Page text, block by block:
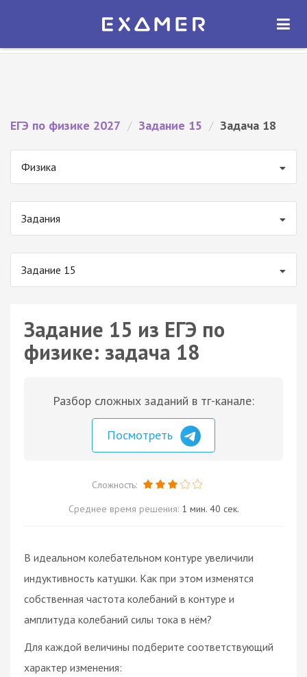
Экзамер — ЕГЭ 2027
ОТКРЫТЬ
ЕГЭ по физике 2027 / Задание 15 / Задача 18
Физика
Задания
Задание 15
Задание 15 из ЕГЭ по
физике: задача 18
Разбор сложных заданий в тг-канале:
Посмотреть
Сложность:
Среднее время решения: 1 мин. 40 сек.
В идеальном колебательном контуре увеличили
индуктивность катушки. Как при этом изменятся
собственная частота колебаний в контуре и
амплитуда колебаний силы тока в нём?
Для каждой величины подберите соответствующий
характер изменения: